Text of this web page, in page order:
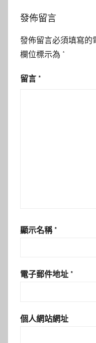
發佈留言
發佈留言必須填寫的
欄位標示為 *
留言 *
顯示名稱 *
電子郵件地址 *
個人網站網址